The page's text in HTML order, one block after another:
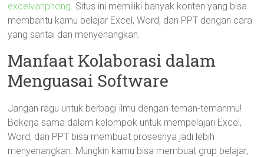
excelvanphong. Situs ini memiliki banyak konten yang bisa
membantu kamu belajar Excel, Word, dan PPT dengan cara
yang santai dan menyenangkan.
Manfaat Kolaborasi dalam
Menguasai Software
Jangan ragu untuk berbagi ilmu dengan teman-temanmu!
Bekerja sama dalam kelompok untuk mempelajari Excel,
Word, dan PPT bisa membuat prosesnya jadi lebih
menyenangkan. Mungkin kamu bisa membuat grup belajar,